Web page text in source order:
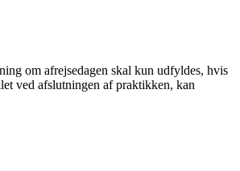
om afrejsedagen skal kun udfyldes, hvis
ved afslutningen af praktikken, kan